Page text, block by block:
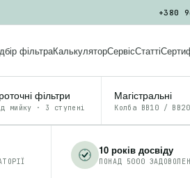
+380
фільтраКалькуляторСервісСтатті
фільтри
мийку · 3 ступені
Магістральні
Колба BB10 / BB20
10 років досвіду
ПОНАД 5000